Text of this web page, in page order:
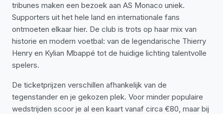
tribunes maken een bezoek aan AS Monaco uniek.
Supporters uit het hele land en internationale fans
ontmoeten elkaar hier. De club is trots op haar mix van
historie en modern voetbal: van de legendarische Thierry
Henry en Kylian Mbappé tot de huidige lichting talentvolle
spelers.
De ticketprijzen verschillen afhankelijk van de
tegenstander en je gekozen plek. Voor minder populaire
wedstrijden scoor je al een kaart vanaf circa €80, maar bij